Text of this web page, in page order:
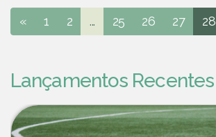
« 1 2 ... 25 26 27 28
Lançamentos Recentes